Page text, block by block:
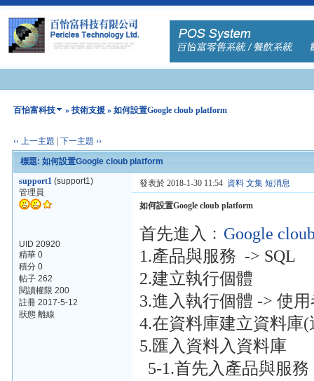
百怡富科技 »技術支援 » 如何設置Google cloub platform
‹‹ 上一主題 |下一主題 ››
標題: 如何設置Google cloub platform
support1 (support1)
管理員
UID 20920
精華 0
積分 0
帖子 262
閱讀權限 200
註冊 2017-5-12
狀態 離線
發表於 2018-1-30 11:54 資料 文集 短消息
如何設置Google cloub platform
首先進入﹕ Google
1.產品與服務 -> SQL
2.建立執行個體
3.進入執行個體 -> 使
4.在資料庫建立資料庫(
5.匯入資料入資料庫
5-1.首先入產品與服務